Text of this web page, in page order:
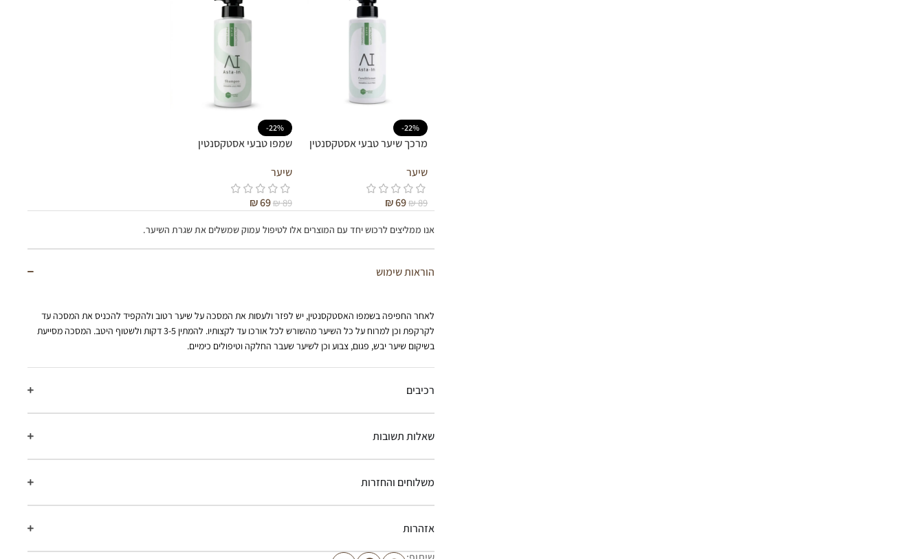
-22%
מרכך שיער טבעי אסטקסנטין
שיער
₪89
₪69
-22%
שמפו טבעי אסטקסנטין
שיער
₪89
₪69
אנו ממליצים לרכוש יחד עם המוצרים אלו לטיפול עמוק שמשלים את שגרת השיער.
הוראות שימוש
לאחר החפיפה בשמפו האסטקסנטין, יש לפזר ולעסות את המסכה על שיער רטוב ולהקפיד להכניס את המסכה עד
לקרקפת וכן למרוח על כל השיער מהשורש לכל אורכו עד לקצותיו. להמתין 3-5 דקות ולשטוף היטב. המסכה מסייעת
בשיקום שיער יבש, פגום, צבוע וכן לשיער שעבר החלקה וטיפולים כימיים.
רכיבים
שאלות תשובות
משלוחים והחזרות
אזהרות